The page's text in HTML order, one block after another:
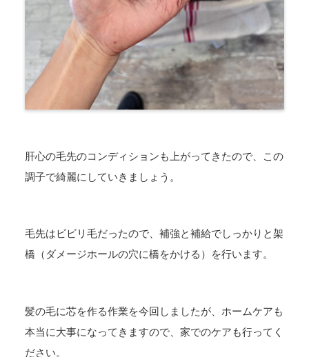
肝心の毛先のコンディションも上がってきたので、この
調子で綺麗にしていきましょう。
毛先はビビリ毛だったので、補強と補給でしっかりと架
橋（ダメージホールの穴に橋をかける）を行います。
髪の毛に芯を作る作業を今回しましたが、ホームケアも
本当に大事になってきますので、家でのケアも行ってく
ださい。